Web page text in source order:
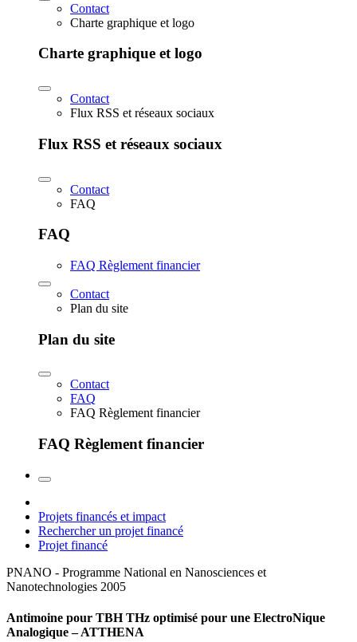
Contact
Charte graphique et logo
Charte graphique et logo
Contact
Flux RSS et réseaux sociaux
Flux RSS et réseaux sociaux
Contact
FAQ
FAQ
FAQ Règlement financier
Contact
Plan du site
Plan du site
Contact
FAQ
FAQ Règlement financier
FAQ Règlement financier
Projets financés et impact
Rechercher un projet financé
Projet financé
PNANO - Programme National en Nanosciences et
Nanotechnologies 2005
Antimoine pour TBH THz optimisé pour une ElectroNique
Analogique – ATTHENA